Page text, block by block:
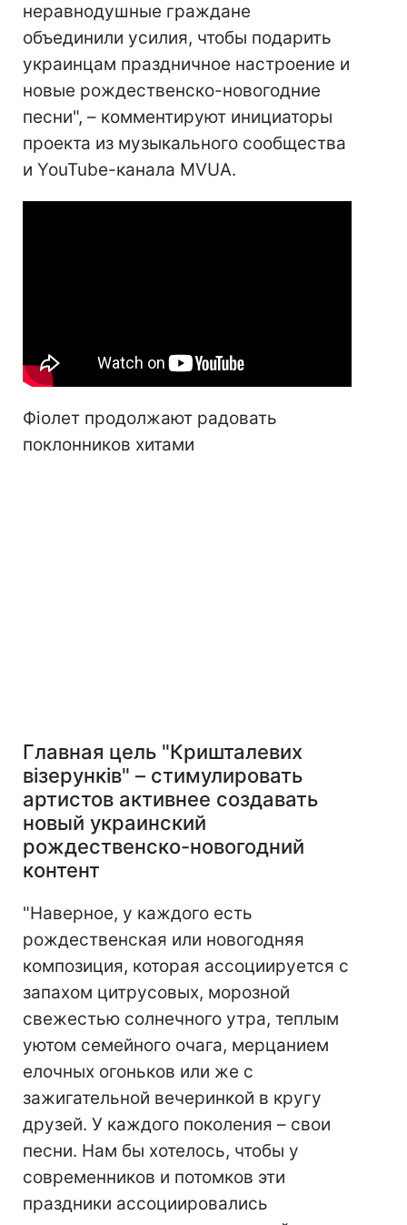
неравнодушные граждане
объединили усилия, чтобы подарить
украинцам праздничное настроение и
новые рождественско-новогодние
песни", – комментируют инициаторы
проекта из музыкального сообщества
и YouTube-канала MVUA.
Фіолет продолжают радовать
поклонников хитами
Главная цель "Кришталевих
візерунків" – стимулировать
артистов активнее создавать
новый украинский
рождественско-новогодний
контент
"Наверное, у каждого есть
рождественская или новогодняя
композиция, которая ассоциируется с
запахом цитрусовых, морозной
свежестью солнечного утра, теплым
уютом семейного очага, мерцанием
елочных огоньков или же с
зажигательной вечеринкой в кругу
друзей. У каждого поколения – свои
песни. Нам бы хотелось, чтобы у
современников и потомков эти
праздники ассоциировались